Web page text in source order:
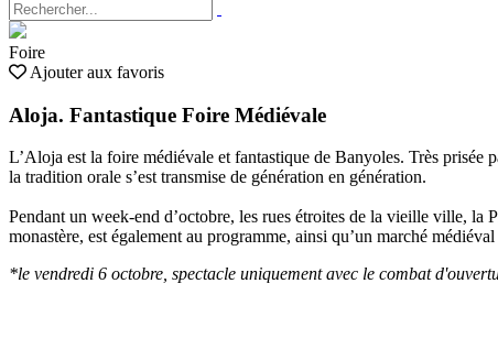
Foire
Ajouter aux favoris
Aloja. Fantastique Foire Médiévale
L’Aloja est la foire médiévale et fantastique de Banyoles. Très prisée
la tradition orale s’est transmise de génération en génération.
Pendant un week-end d’octobre, les rues étroites de la vieille ville, la
monastère, est également au programme, ainsi qu’un marché
*le vendredi 6 octobre, spectacle uniquement avec le combat